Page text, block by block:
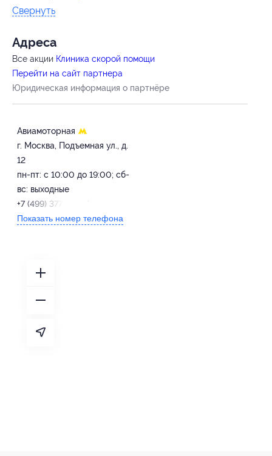
Свернуть
Адресa
Все акции Клиника скорой помощи
Перейти на сайт партнера
Юридическая информация о партнёре
Авиамоторная
г. Москва, Подъемная ул., д.
12
пн-пт: с 10:00 до 19:00; сб-
вс: выходные
+7 (499) 377-33-77
Показать номер телефона